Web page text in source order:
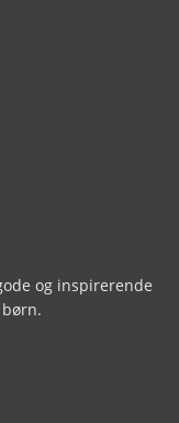
og inspirerende